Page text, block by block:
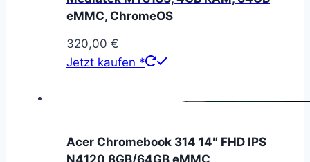
eMMC, ChromeOS
320,00 €
Jetzt kaufen *
Acer Chromebook 314 14″ FHD IPS
N4120 8GB/64GB eMMC